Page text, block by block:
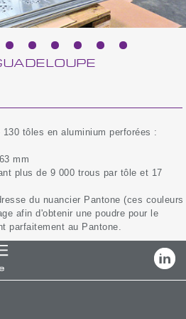
tôles en aluminium perforées :
mm
plus de 9 000 trous par tôle et 17
du nuancier Pantone (ces couleurs
afin d'obtenir une poudre pour le
parfaitement au Pantone.